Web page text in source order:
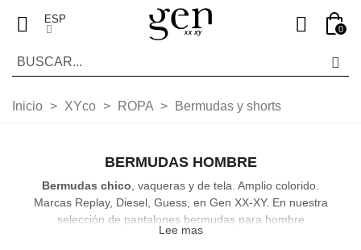
ESP
0
Inicio > XYco > ROPA > Bermudas y shorts
BERMUDAS HOMBRE
Bermudas chico , vaqueras y de tela. Amplio colorido.
Marcas Replay, Diesel, Guess, en Gen XX-XY. En nuestra
selección de pantalones bermudas para hombre
encontrarás siempre las últimas tendencias que las
Lee mas